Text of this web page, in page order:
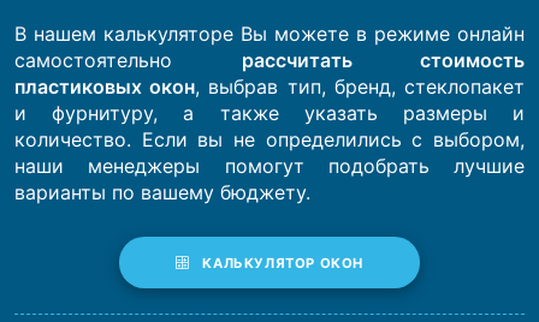
В нашем калькуляторе Вы можете в режиме онлайн
самостоятельно рассчитать стоимость
пластиковых окон, выбрав тип, бренд, стеклопакет
и фурнитуру, а также указать размеры и
количество. Если вы не определились с выбором,
наши менеджеры помогут подобрать лучшие
варианты по вашему бюджету.
КАЛЬКУЛЯТОР ОКОН